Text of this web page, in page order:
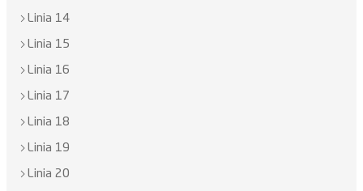
Linia 14
Linia 15
Linia 16
Linia 17
Linia 18
Linia 19
Linia 20